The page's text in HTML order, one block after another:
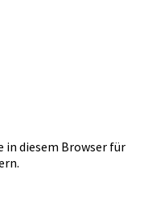
in diesem Browser für